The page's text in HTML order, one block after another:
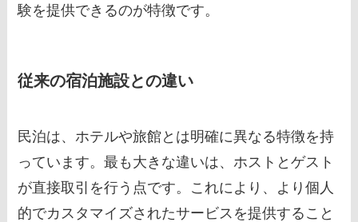
験を提供できるのが特徴です。
従来の宿泊施設との違い
民泊は、ホテルや旅館とは明確に異なる特徴を持
っています。最も大きな違いは、ホストとゲスト
が直接取引を行う点です。これにより、より個人
的でカスタマイズされたサービスを提供すること